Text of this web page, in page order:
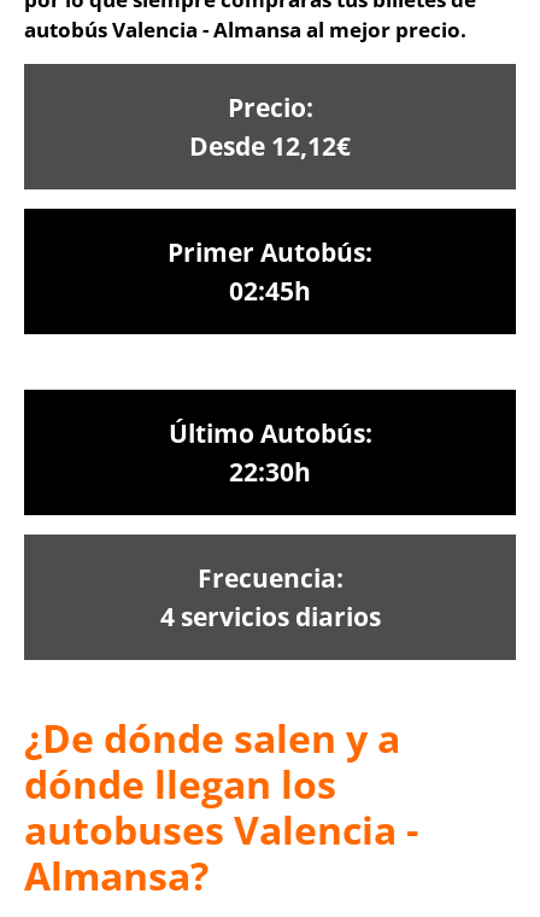
autobús Valencia - Almansa al mejor precio.
Precio:
Desde 12,12€
Primer Autobús:
02:45h
Último Autobús:
22:30h
Frecuencia:
4 servicios diarios
¿De dónde salen y a
dónde llegan los
autobuses Valencia -
Almansa?